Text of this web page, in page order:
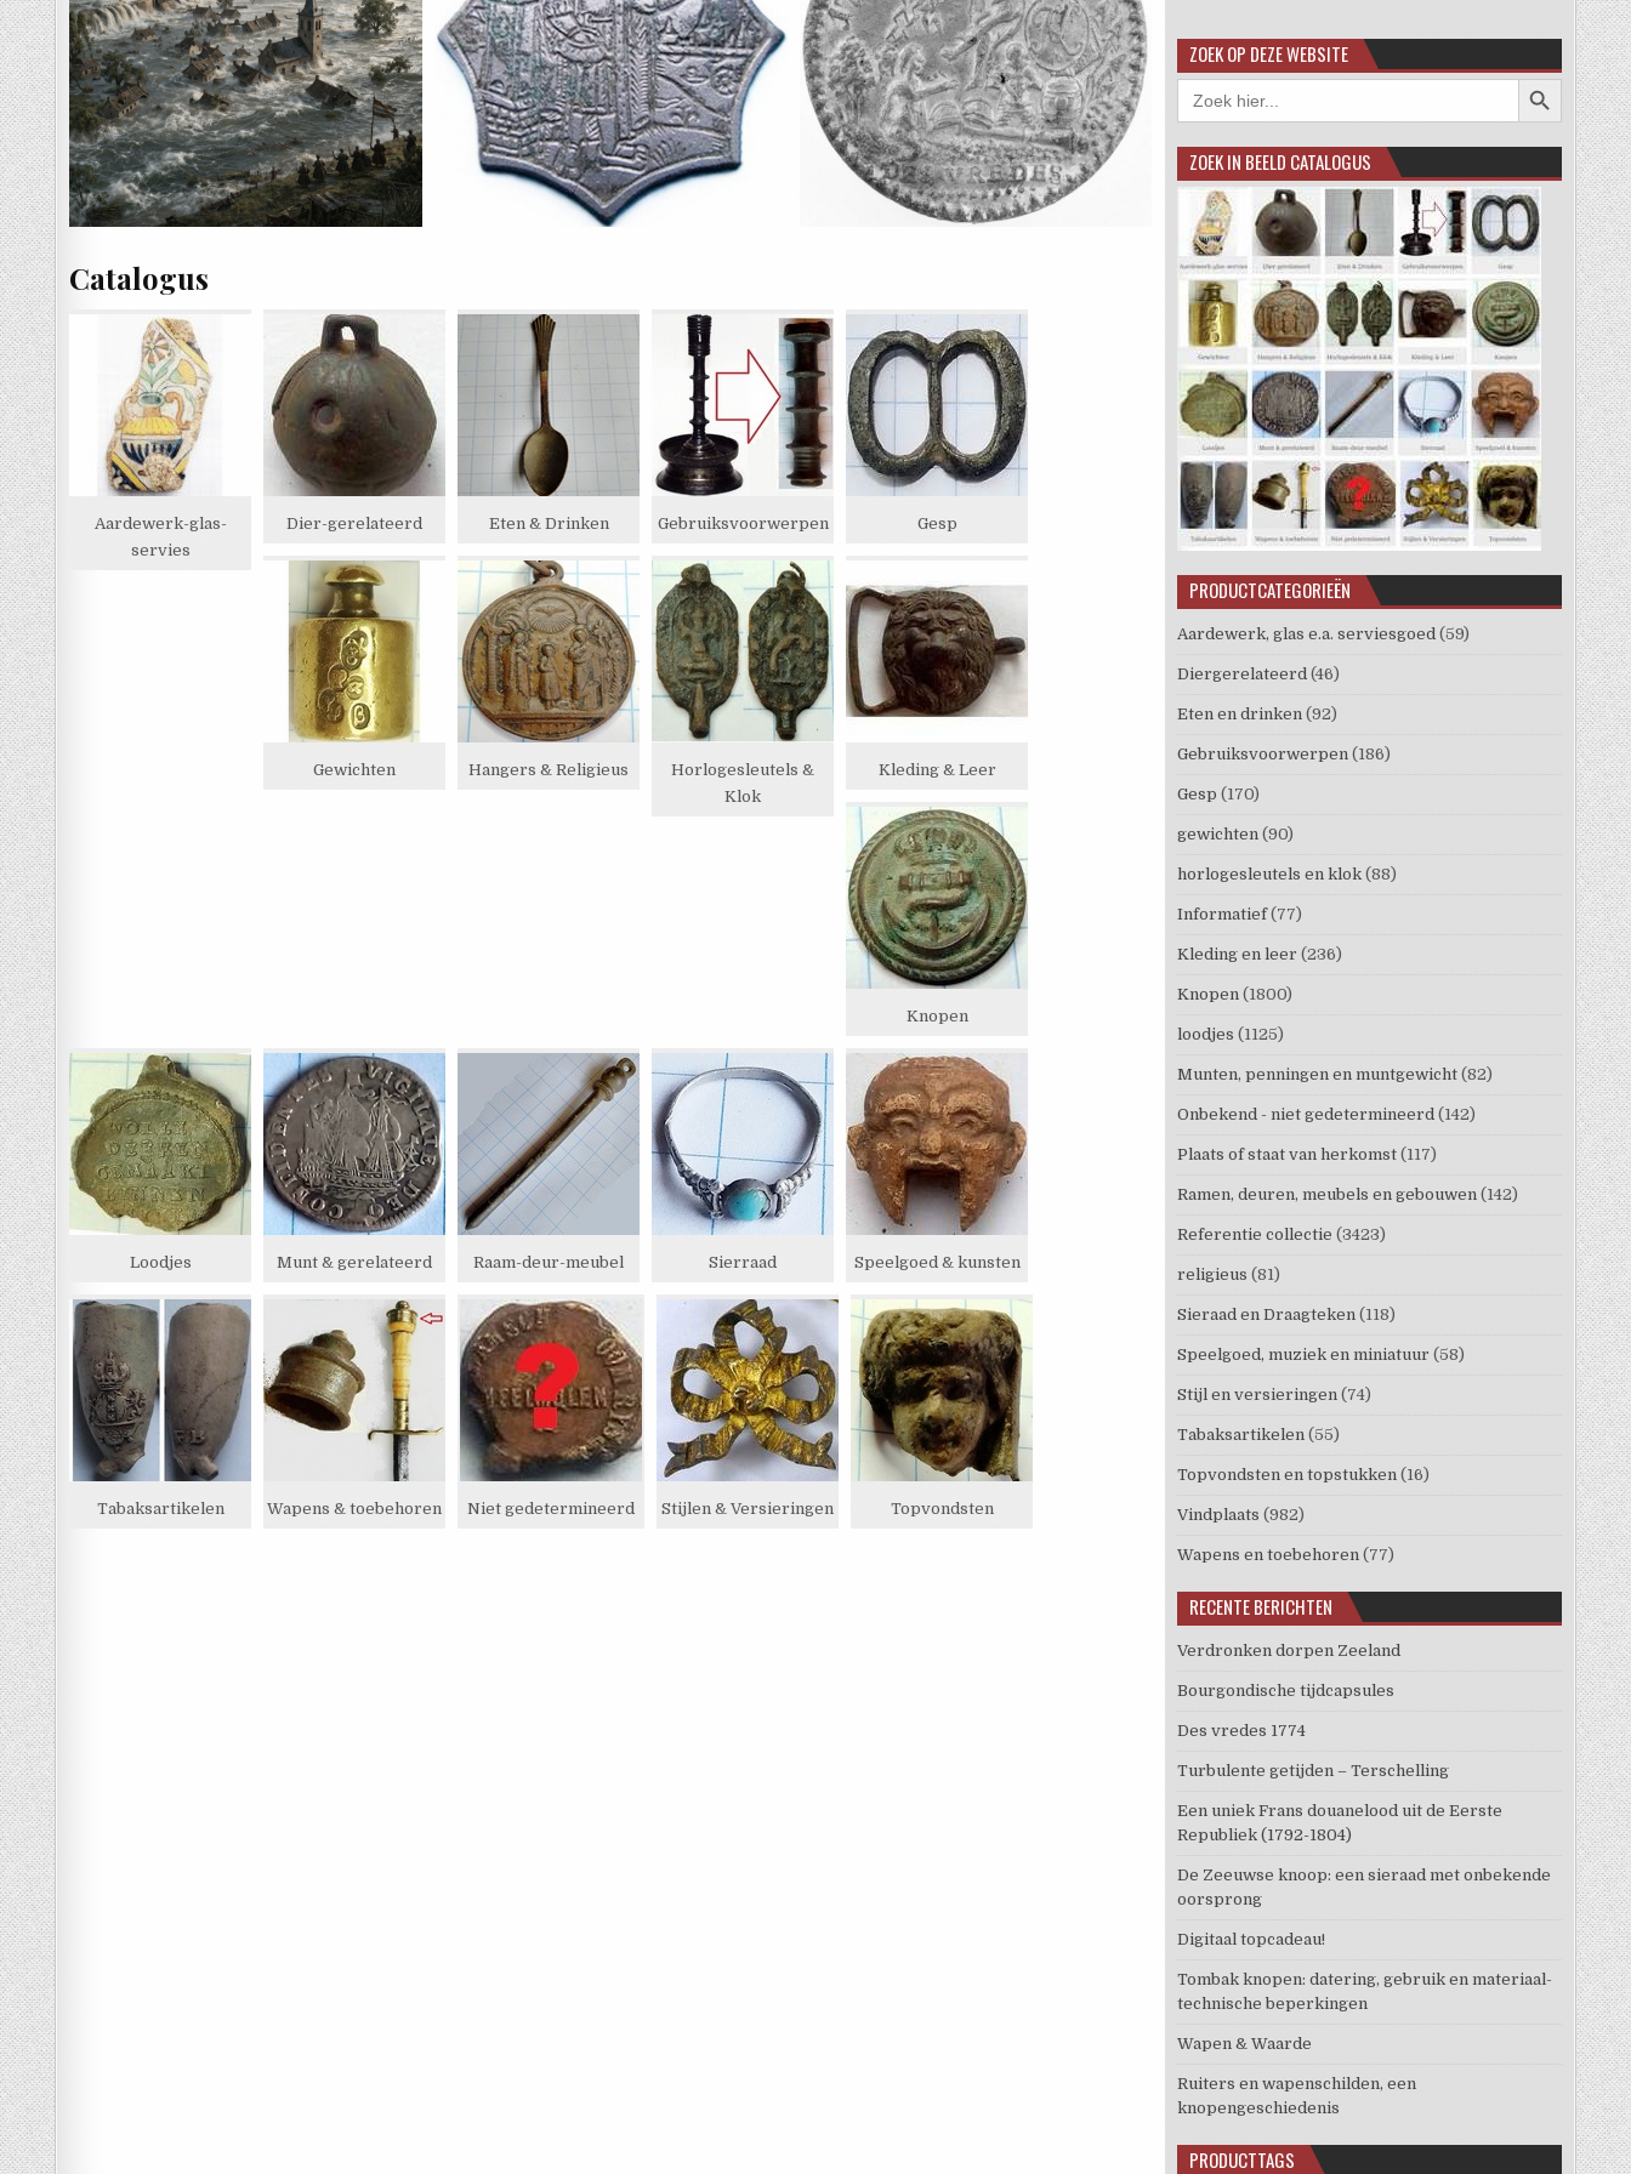
Catalogus
Aardewerk-glas-
servies
Dier-gerelateerd Eten & Drinken Gebruiksvoorwerpen Gesp
Gewichten Hangers & Religieus
Horlogesleutels &
Klok
Kleding & Leer
Knopen
Loodjes Munt & gerelateerd Raam-deur-meubel Sierraad Speelgoed & kunsten
Tabaksartikelen Wapens & toebehoren Niet gedetermineerd Stijlen & Versieringen Topvondsten
ZOEK OP DEZE WEBSITE
Zoek
naar:
Zoekknop
ZOEK IN BEELD CATALOGUS
PRODUCTCATEGORIEËN
Aardewerk, glas e.a. serviesgoed (59)
Diergerelateerd (46)
Eten en drinken (92)
Gebruiksvoorwerpen (186)
Gesp (170)
gewichten (90)
horlogesleutels en klok (88)
Informatief (77)
Kleding en leer (236)
Knopen (1800)
loodjes (1125)
Munten, penningen en muntgewicht (82)
Onbekend - niet gedetermineerd (142)
Plaats of staat van herkomst (117)
Ramen, deuren, meubels en gebouwen (142)
Referentie collectie (3423)
religieus (81)
Sieraad en Draagteken (118)
Speelgoed, muziek en miniatuur (58)
Stijl en versieringen (74)
Tabaksartikelen (55)
Topvondsten en topstukken (16)
Vindplaats (982)
Wapens en toebehoren (77)
RECENTE BERICHTEN
Verdronken dorpen Zeeland
Bourgondische tijdcapsules
Des vredes 1774
Turbulente getijden – Terschelling
Een uniek Frans douanelood uit de Eerste
Republiek (1792-1804)
De Zeeuwse knoop: een sieraad met onbekende
oorsprong
Digitaal topcadeau!
Tombak knopen: datering, gebruik en materiaal-
technische beperkingen
Wapen & Waarde
Ruiters en wapenschilden, een
knopengeschiedenis
PRODUCTTAGS